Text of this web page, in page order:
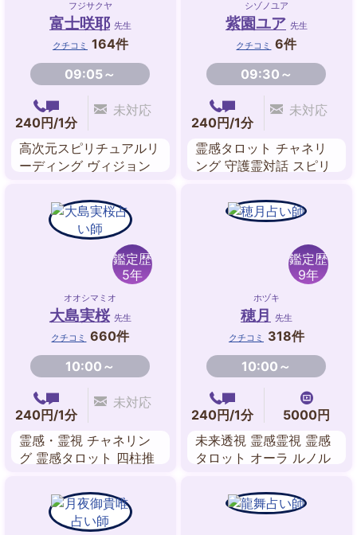
フジサクヤ
富士咲耶 先生
クチコミ 164件
09:05～
240円/1分
未対応
高次元スピリチュアルリ
ーディング ヴィジョン
リング 祈願・祈祷 霊感
タロット ヒーリング
シゾノユア
紫園ユア 先生
クチコミ
6件
09:30～
240円/1分
未対応
霊感タロット チャネリ
ング 守護霊対話 スピリ
ペンジュラム・ダウジン
グ 魔術 縁結びヒーリン
鑑定歴
5年
オオシマミオ
大島実桜 先生
クチコミ
660件
10:00～
240円/1分
未対応
霊感・霊視 チャネリン
グ 霊感タロット 四柱推
タロット
鑑定歴
9年
ホヅキ
穂月 先生
クチコミ
318件
10:00～
240円/1分
5000円
未来透視 霊感霊視 霊感
タロット オーラ ルノル
ジュラム エネルギーワ